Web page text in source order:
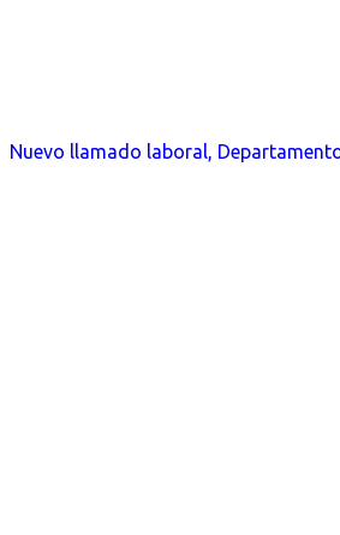
Nuevo llamado laboral,